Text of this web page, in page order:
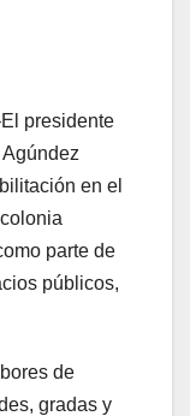
presidente
en el
parte de
públicos,
de
gradas y